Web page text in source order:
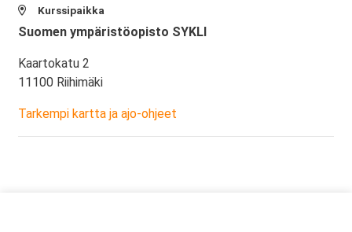
Kurssipaikka
Suomen ympäristöopisto SYKLI
Kaartokatu 2
11100 Riihimäki
Tarkempi kartta ja ajo-ohjeet